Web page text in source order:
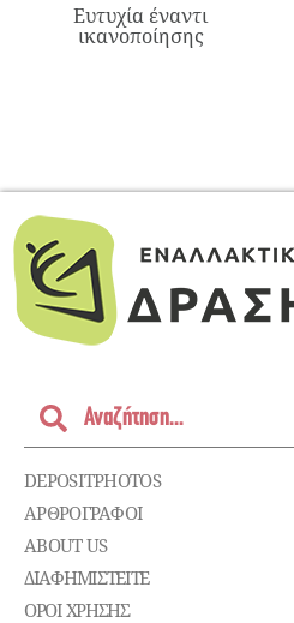
Ευτυχία έναντι
ικανοποίησης
DEPOSITPHOTOS
ΑΡΘΡΟΓΡΑΦΟΙ
ABOUT US
ΔΙΑΦΗΜΙΣΤΕΊΤΕ
ΌΡΟΙ ΧΡΉΣΗΣ